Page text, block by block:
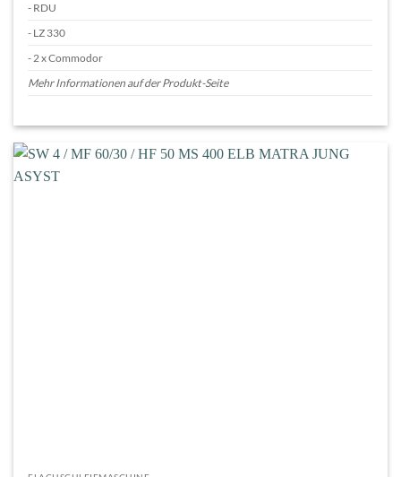
- RDU
- LZ 330
- 2 x Commodor
Mehr Informationen auf der Produkt-Seite